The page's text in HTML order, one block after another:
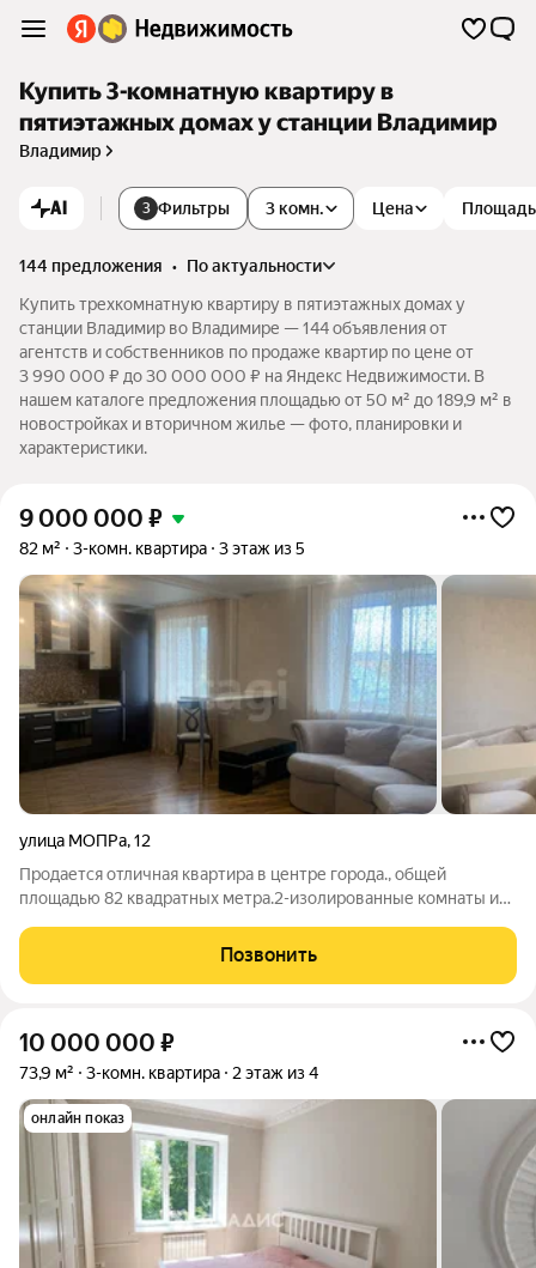
Купить 3-комнатную квартиру в
пятиэтажных домах у станции Владимир
Владимир
AI 3 Фильтры 3 комн. Цена Площадь
144 предложения •
по актуальности
Купить трехкомнатную квартиру в пятиэтажных домах у
станции Владимир во Владимире — 144 объявления от
агентств и собственников по продаже квартир по цене от
3 990 000 ₽ до 30 000 000 ₽ на Яндекс Недвижимости. В
нашем каталоге предложения площадью от 50 м² до 189,9 м² в
новостройках и вторичном жилье — фото, планировки и
характеристики.
9 000 000 ₽
82 м² 3-комн. квартира 3 этаж из 5
улица МОПРа,12
Продается отличная квартира в центре города., общей
площадью 82 квадратных метра.2-изолированные комнаты и
качественный ремонт, большая лоджия. Дом кирпичный, до
центра города пешком
Позвонить
10 000 000 ₽
73,9 м² 3-комн. квартира 2 этаж из 4
онлайн показ